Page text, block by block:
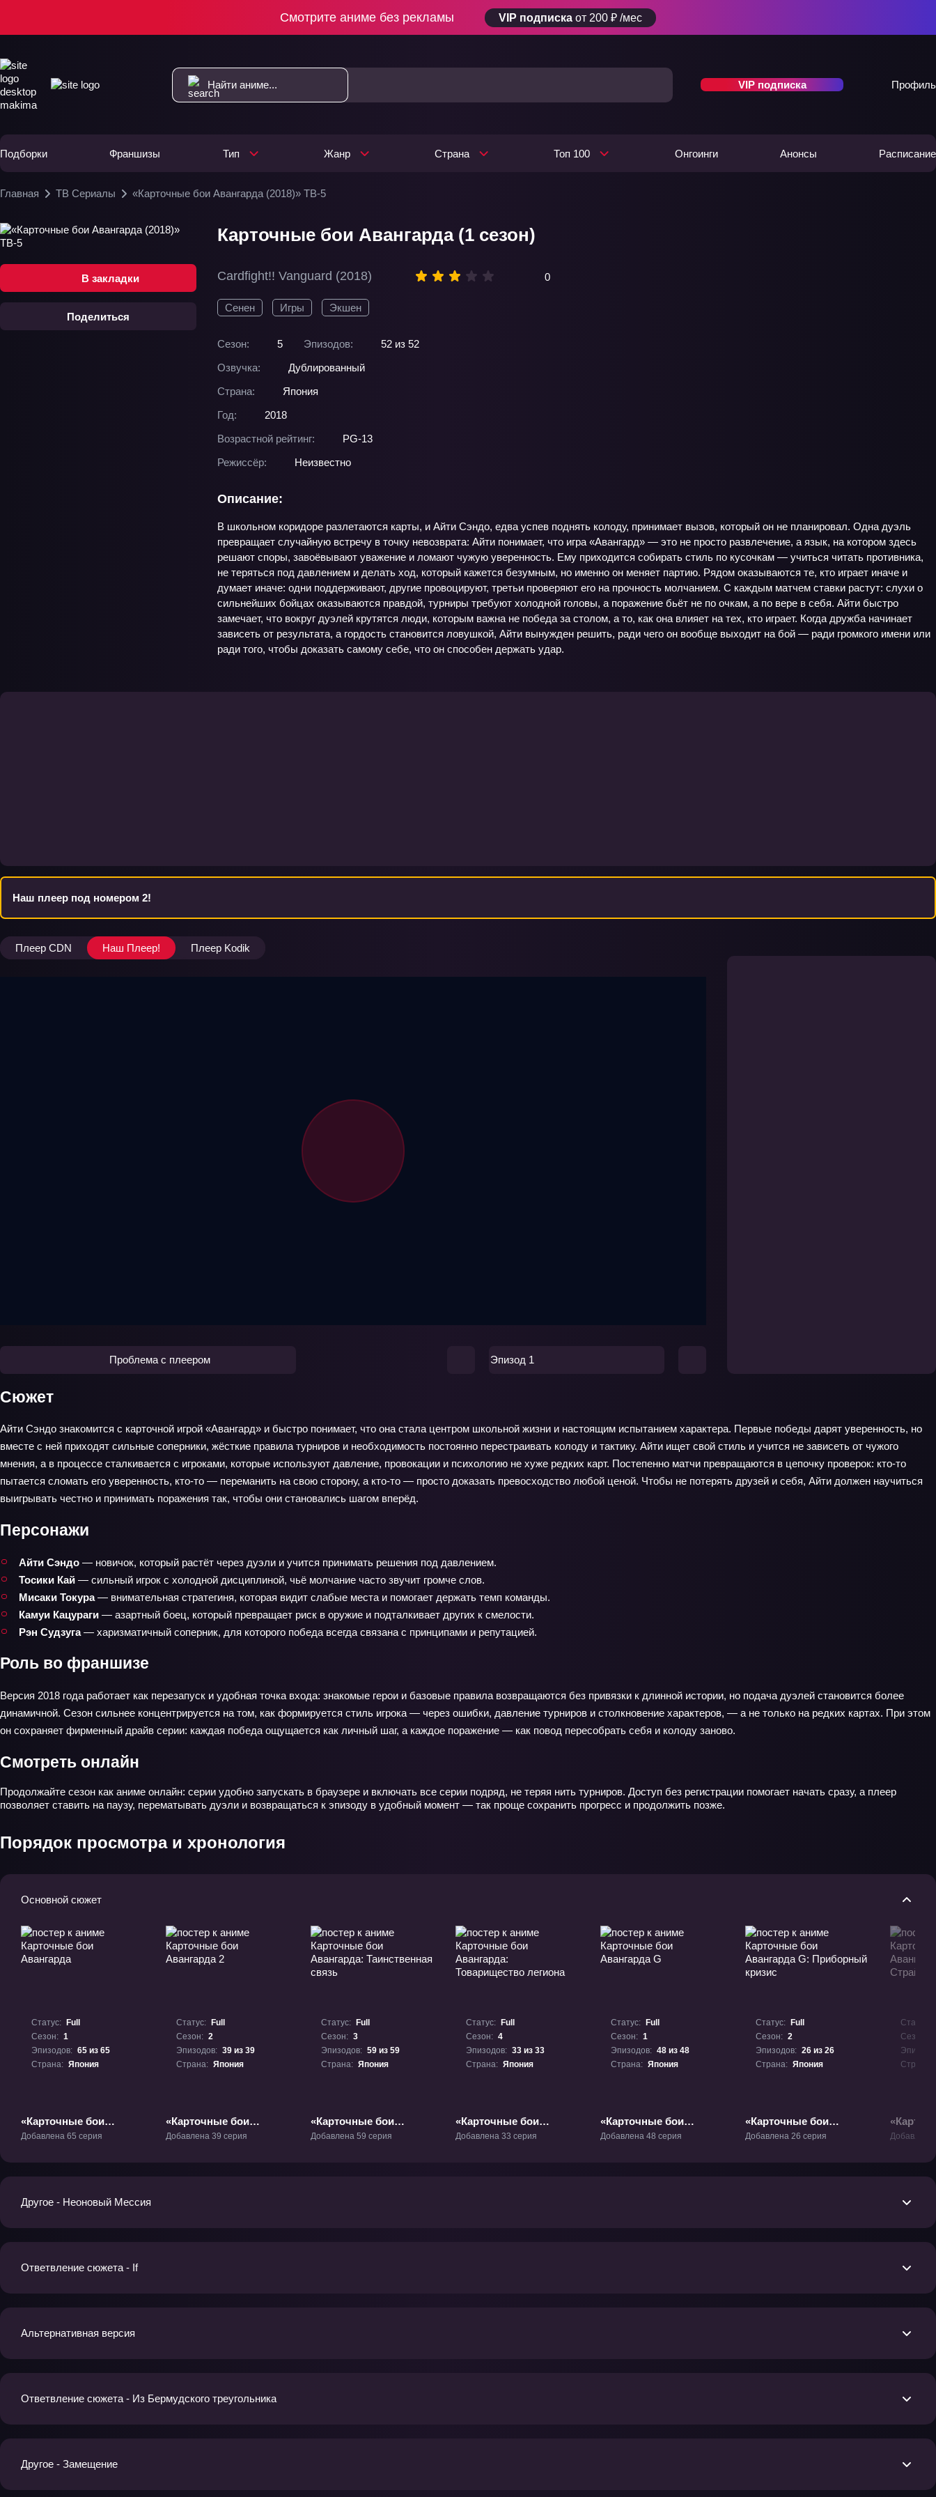
Смотрите аниме без рекламы VIP подписка от 200 ₽ /мес
VIP подписка Профиль
Подборки Франшизы Тип Жанр Страна Топ 100 Онгоинги Анонсы Расписание
Главная ТВ Сериалы «Карточные бои Авангарда (2018)» ТВ-5
В закладки
Поделиться
Карточные бои Авангарда (1 сезон)
Cardfight!! Vanguard (2018) 0
Сенен Игры Экшен
Сезон: 5 Эпизодов:
52 из 52
Озвучка:
Дублированный
Страна:
Япония
Год:
2018
Возрастной рейтинг:
PG-13
Режиссёр:
Неизвестно
Описание:
В школьном коридоре разлетаются карты, и Айти Сэндо, едва успев поднять колоду, принимает вызов, который он не планировал. Одна дуэль
превращает случайную встречу в точку невозврата: Айти понимает, что игра «Авангард» — это не просто развлечение, а язык, на котором здесь
решают споры, завоёвывают уважение и ломают чужую уверенность. Ему приходится собирать стиль по кусочкам — учиться читать противника,
не теряться под давлением и делать ход, который кажется безумным, но именно он меняет партию. Рядом оказываются те, кто играет иначе и
думает иначе: одни поддерживают, другие провоцируют, третьи проверяют его на прочность молчанием. С каждым матчем ставки растут: слухи о
сильнейших бойцах оказываются правдой, турниры требуют холодной головы, а поражение бьёт не по очкам, а по вере в себя. Айти быстро
замечает, что вокруг дуэлей крутятся люди, которым важна не победа за столом, а то, как она влияет на тех, кто играет. Когда дружба начинает
зависеть от результата, а гордость становится ловушкой, Айти вынужден решить, ради чего он вообще выходит на бой — ради громкого имени или
ради того, чтобы доказать самому себе, что он способен держать удар.
Наш плеер под номером 2!
Плеер CDN Наш Плеер! Плеер Kodik
Проблема с плеером Эпизод 1
Сюжет
Айти Сэндо знакомится с карточной игрой «Авангард» и быстро понимает, что она стала центром школьной жизни и настоящим испытанием характера. Первые победы дарят уверенность, но
вместе с ней приходят сильные соперники, жёсткие правила турниров и необходимость постоянно перестраивать колоду и тактику. Айти ищет свой стиль и учится не зависеть от чужого
мнения, а в процессе сталкивается с игроками, которые используют давление, провокации и психологию не хуже редких карт. Постепенно матчи превращаются в цепочку проверок: кто‑то
пытается сломать его уверенность, кто‑то — переманить на свою сторону, а кто‑то — просто доказать превосходство любой ценой. Чтобы не потерять друзей и себя, Айти должен научиться
выигрывать честно и принимать поражения так, чтобы они становались шагом вперёд.
Персонажи
Айти Сэндо — новичок, который растёт через дуэли и учится принимать решения под давлением.
Тосики Кай — сильный игрок с холодной дисциплиной, чьё молчание часто звучит громче слов.
Мисаки Токура— внимательная стратегиня, которая видит слабые места и помогает держать темп команды.
Камуи Кацураги — азартный боец, который превращает риск в оружие и подталкивает других к смелости.
Рэн Судзуга— харизматичный соперник, для которого победа всегда связана с принципами и репутацией.
Роль во франшизе
Версия 2018 года работает как перезапуск и удобная точка входа: знакомые герои и базовые правила возвращаются без привязки к длинной истории, но подача дуэлей становится более
динамичной. Сезон сильнее концентрируется на том, как формируется стиль игрока — через ошибки, давление турниров и столкновение характеров, — а не только на редких картах. При этом
он сохраняет фирменный драйв серии: каждая победа ощущается как личный шаг, а каждое поражение — как повод пересобрать себя и колоду заново.
Смотреть онлайн
Продолжайте сезон как аниме онлайн: серии удобно запускать в браузере и включать все серии подряд, не теряя нить турниров. Доступ без регистрации помогает начать сразу, а плеер
позволяет ставить на паузу, перематывать дуэли и возвращаться к эпизоду в удобный момент — так проще сохранить прогресс и продолжить позже.
Порядок просмотра и хронология
Основной сюжет
Статус:
Full
Сезон: 1
Эпизодов: 65 из 65
Страна: Япония
«Карточные бои
Авангарда» ТВ-1
Добавлена 65 серия
Статус:
Full
Сезон: 2
Эпизодов: 39 из 39
Страна: Япония
«Карточные бои
Авангарда 2» ТВ-2
Добавлена 39 серия
Статус:
Full
Сезон: 3
Эпизодов: 59 из 59
Страна: Япония
«Карточные бои
Авангарда:
Добавлена 59 серия
Статус:
Full
Сезон: 4
Эпизодов: 33 из 33
Страна: Япония
«Карточные бои
Авангарда:
Добавлена 33 серия
Статус:
Full
Сезон: 1
Эпизодов: 48 из 48
Страна: Япония
«Карточные бои
Авангарда G» ТВ-1
Добавлена 48 серия
Статус:
Full
Сезон: 2
Эпизодов: 26 из 26
Страна: Япония
«Карточные бои
Авангарда G:
Добавлена 26 серия
Статус:
Сезон:
Страна:
Добавлена
Другое - Неоновый Мессия
Ответвление сюжета - If
Альтернативная версия
Ответвление сюжета - Из Бермудского треугольника
Другое - Замещение